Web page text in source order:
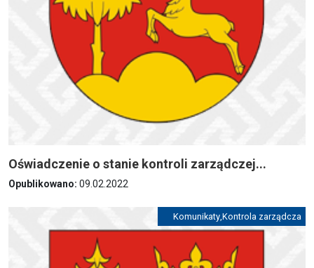
Oświadczenie o stanie kontroli zarządczej...
Opublikowano: 09.02.2022
Komunikaty Kontrola zarządcza